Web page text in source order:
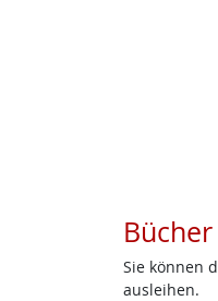
Sie können
ausleihen.